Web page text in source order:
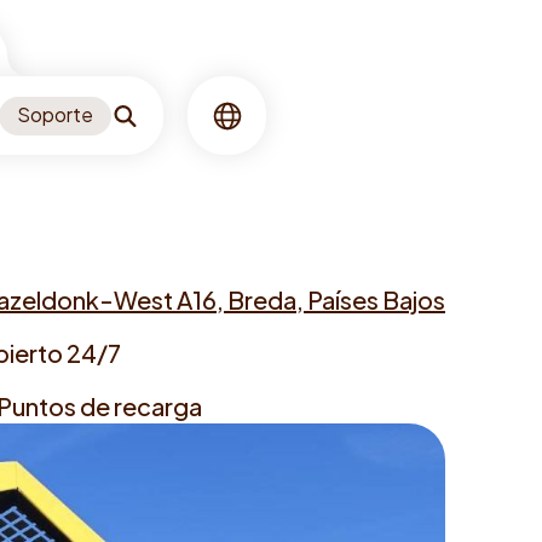
Soporte Buscar Idioma
West A16, Breda, Países Bajos
24/7
de recarga